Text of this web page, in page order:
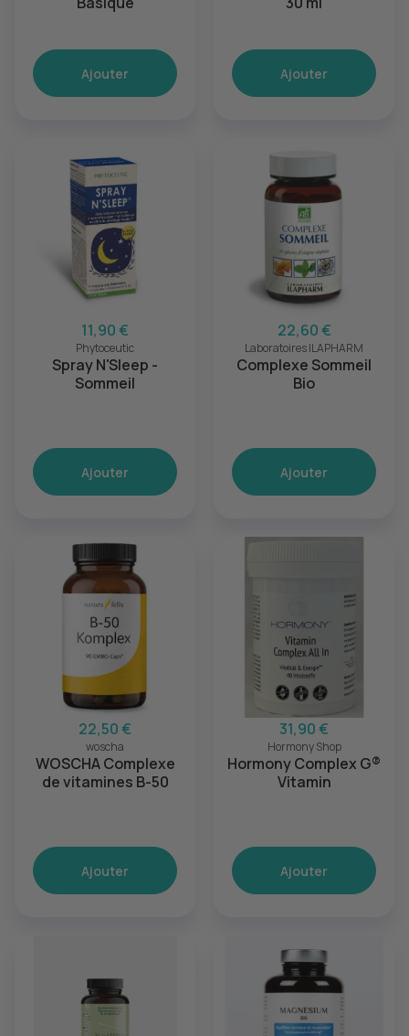
Ajouter Ajouter
11,90 €
Phytoceutic
Spray N'Sleep -
Sommeil
Ajouter
22,60 €
Laboratoires ILAPHARM
Complexe Sommeil
Bio
Ajouter
22,50 €
woscha
WOSCHA Complexe
de vitamines B-50
Ajouter
31,90 €
Hormony Shop
Hormony Complex G®
Vitamin
Ajouter